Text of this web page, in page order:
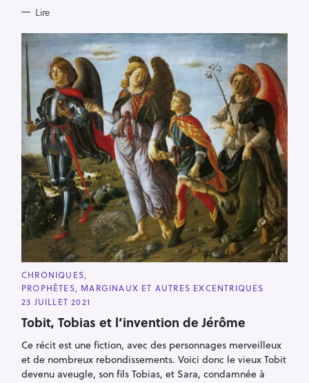
Lire
C
A
T
E
O
R
E
CHRONIQUES
PROPHÈTES, MARGINAUX ET AUTRES EXCENTRIQUES
23 JUILLET 2021
Tobit, Tobias et l’invention de Jérôme
Ce récit est une fiction, avec des personnages merveilleux
et de nombreux rebondissements. Voici donc le vieux Tobit
devenu aveugle, son fils Tobias, et Sara, condamnée à